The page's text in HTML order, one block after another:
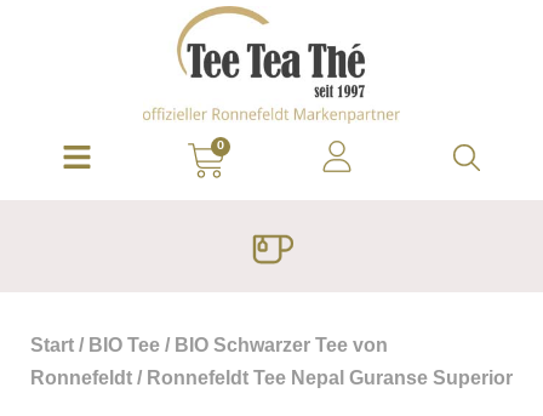
0
Start / BIO Tee / BIO Schwarzer Tee von
Ronnefeldt / Ronnefeldt Tee Nepal Guranse Superior